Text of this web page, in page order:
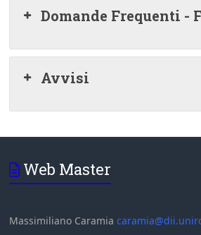
Domande Frequenti -
Avvisi
Web Master
Massimiliano Caramia